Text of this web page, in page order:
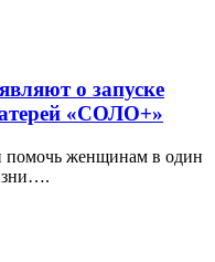
о запуске
«СОЛО+»
помочь женщинам в один